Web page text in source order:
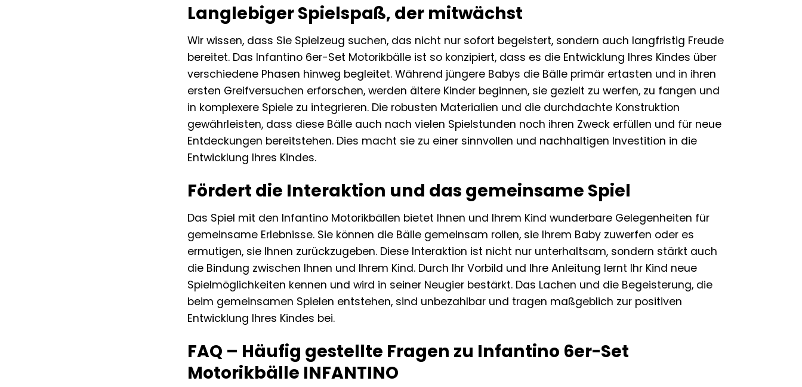
Langlebiger Spielspaß, der mitwächst
Wir wissen, dass Sie Spielzeug suchen, das nicht nur sofort begeistert, sondern auch langfristig Freude
bereitet. Das Infantino 6er-Set Motorikbälle ist so konzipiert, dass es die Entwicklung Ihres Kindes über
verschiedene Phasen hinweg begleitet. Während jüngere Babys die Bälle primär ertasten und in ihren
ersten Greifversuchen erforschen, werden ältere Kinder beginnen, sie gezielt zu werfen, zu fangen und
in komplexere Spiele zu integrieren. Die robusten Materialien und die durchdachte Konstruktion
gewährleisten, dass diese Bälle auch nach vielen Spielstunden noch ihren Zweck erfüllen und für neue
Entdeckungen bereitstehen. Dies macht sie zu einer sinnvollen und nachhaltigen Investition in die
Entwicklung Ihres Kindes.
Fördert die Interaktion und das gemeinsame Spiel
Das Spiel mit den Infantino Motorikbällen bietet Ihnen und Ihrem Kind wunderbare Gelegenheiten für
gemeinsame Erlebnisse. Sie können die Bälle gemeinsam rollen, sie Ihrem Baby zuwerfen oder es
ermutigen, sie Ihnen zurückzugeben. Diese Interaktion ist nicht nur unterhaltsam, sondern stärkt auch
die Bindung zwischen Ihnen und Ihrem Kind. Durch Ihr Vorbild und Ihre Anleitung lernt Ihr Kind neue
Spielmöglichkeiten kennen und wird in seiner Neugier bestärkt. Das Lachen und die Begeisterung, die
beim gemeinsamen Spielen entstehen, sind unbezahlbar und tragen maßgeblich zur positiven
Entwicklung Ihres Kindes bei.
FAQ – Häufig gestellte Fragen zu Infantino 6er-Set
Motorikbälle INFANTINO